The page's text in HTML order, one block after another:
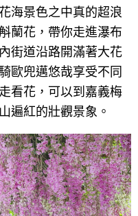
海景色之中真的超浪
蘭花，帶你走進瀑布
街道沿路開滿著大花
歐兜邁悠哉享受不同
看花，可以到嘉義梅
遍紅的壯觀景象。